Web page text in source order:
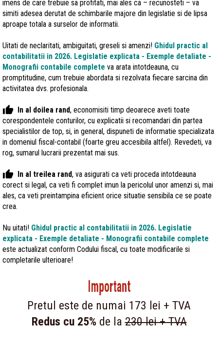
imens de care trebuie sa profitati, mai ales ca – recunosteti – va
simiti adesea derutat de schimbarile majore din legislatie si de lipsa
aproape totala a surselor de informatii.
Uitati de neclaritati, ambiguitati, greseli si amenzi! Ghidul practic al
contabilitatii in 2026. Legislatie explicata - Exemple detaliate -
Monografii contabile complete va arata intotdeauna, cu
promptitudine, cum trebuie abordata si rezolvata fiecare sarcina din
activitatea dvs. profesionala.
thumb_up In al doilea rand, economisiti timp deoarece aveti toate
corespondentele conturilor, cu explicatii si recomandari din partea
specialistilor de top, si, in general, dispuneti de informatie specializata
in domeniul fiscal-contabil (foarte greu accesibila altfel). Revedeti, va
rog, sumarul lucrarii prezentat mai sus.
thumb_up In al treilea rand, va asigurati ca veti proceda intotdeauna
corect si legal, ca veti fi complet imun la pericolul unor amenzi si, mai
ales, ca veti preintampina eficient orice situatie sensibila ce se poate
crea.
Nu uitati! Ghidul practic al contabilitatii in 2026. Legislatie
explicata - Exemple detaliate - Monografii contabile complete
este actualizat conform Codului fiscal, cu toate modificarile si
completarile ulterioare!
Important
Pretul este de numai 173 lei + TVA
Redus cu 25%de la230 lei + TVA